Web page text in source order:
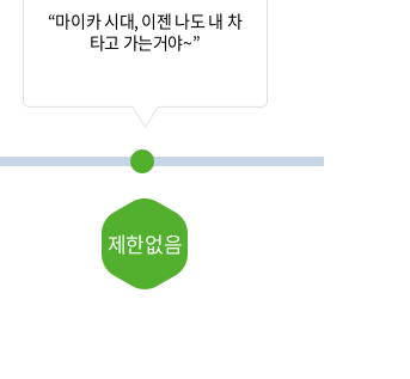
제한없음
“마이카 시대, 이젠 나도 내 차
타고 가는거야~”